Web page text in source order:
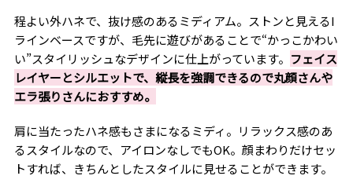
程よい外ハネで、抜け感のあるミディアム。ストンと見えるI
ラインベースですが、毛先に遊びがあることで“かっこかわい
い”スタイリッシュなデザインに仕上がっています。 フェイス
レイヤーとシルエットで、縦長を強調できるので丸顔さんや
エラ張りさんにおすすめ。
肩に当たったハネ感もさまになるミディ。リラックス感のあ
るスタイルなので、アイロンなしでもOK。顔まわりだけセッ
トすれば、きちんとしたスタイルに見せることができます。